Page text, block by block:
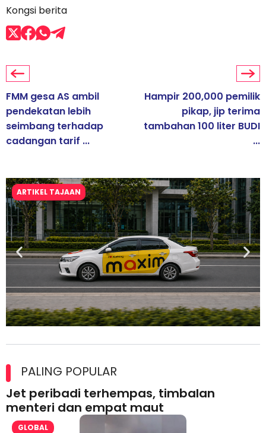
Kongsi berita
FMM gesa AS ambil
pendekatan lebih
seimbang terhadap
cadangan tarif ...
Hampir 200,000 pemilik
pikap, jip terima
tambahan 100 liter BUDI
...
ARTIKEL TAJAAN
lesen separuh pertama 2026
PALING POPULAR
Jet peribadi terhempas, timbalan
menteri dan empat maut
GLOBAL